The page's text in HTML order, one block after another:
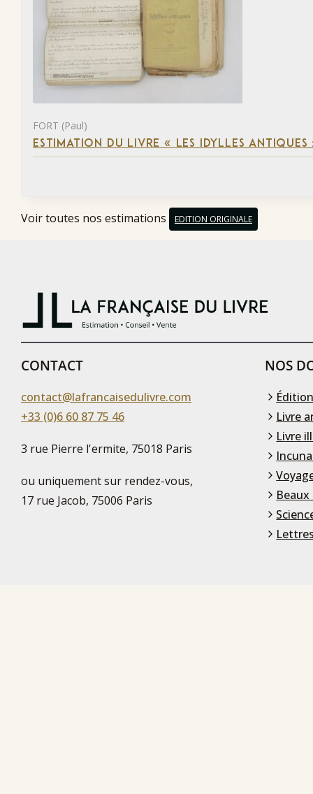
FORT (Paul)
ESTIMATION DU LIVRE « LES IDYLLES
Voir toutes nos estimations EDITION ORIGINALE
CONTACT
contact@lafrancaisedulivre.com
+33 (0)6 60 87 75 46
3 rue Pierre l'ermite, 75018 Paris
ou uniquement sur rendez-vous,
17 rue Jacob, 75006 Paris
NOS
Livre
Livre